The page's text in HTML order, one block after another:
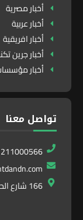
أخبار مصرية
أخبار عربية
أخبار افريقية
أخبار جرين
أخبار
تواصل معنا
166 شارع الحجاز المطار ، النزهة ، القاهرة ، مصر